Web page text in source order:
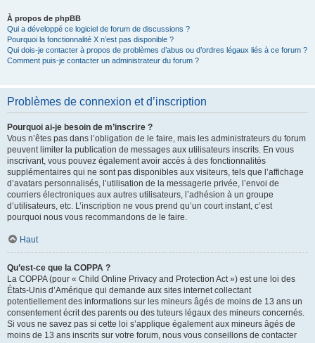
À propos de phpBB
Qui a développé ce logiciel de forum de discussions ?
Pourquoi la fonctionnalité X n’est pas disponible ?
Qui dois-je contacter à propos de problèmes d’abus ou d’ordres légaux liés à ce forum ?
Comment puis-je contacter un administrateur du forum ?
Problèmes de connexion et d’inscription
Pourquoi ai-je besoin de m’inscrire ?
Vous n’êtes pas dans l’obligation de le faire, mais les administrateurs du forum
peuvent limiter la publication de messages aux utilisateurs inscrits. En vous
inscrivant, vous pouvez également avoir accès à des fonctionnalités
supplémentaires qui ne sont pas disponibles aux visiteurs, tels que l’affichage
d’avatars personnalisés, l’utilisation de la messagerie privée, l’envoi de
courriers électroniques aux autres utilisateurs, l’adhésion à un groupe
d’utilisateurs, etc. L’inscription ne vous prend qu’un court instant, c’est
pourquoi nous vous recommandons de le faire.
Haut
Qu’est-ce que la COPPA ?
La COPPA (pour « Child Online Privacy and Protection Act ») est une loi des
États-Unis d’Amérique qui demande aux sites internet collectant
potentiellement des informations sur les mineurs âgés de moins de 13 ans un
consentement écrit des parents ou des tuteurs légaux des mineurs concernés.
Si vous ne savez pas si cette loi s’applique également aux mineurs âgés de
moins de 13 ans inscrits sur votre forum, nous vous conseillons de contacter